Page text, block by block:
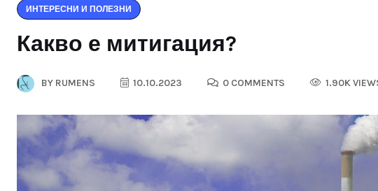
ИНТЕРЕСНИ И ПОЛЕЗНИ
Какво е митигация?
BY RUMENS 10.10.2023 0 COMMENTS 1.90K